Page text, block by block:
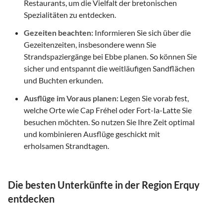
Restaurants, um die Vielfalt der bretonischen
Spezialitäten zu entdecken.
Gezeiten beachten: Informieren Sie sich über die
Gezeitenzeiten, insbesondere wenn Sie
Strandspaziergänge bei Ebbe planen. So können Sie
sicher und entspannt die weitläufigen Sandflächen
und Buchten erkunden.
Ausflüge im Voraus planen: Legen Sie vorab fest,
welche Orte wie Cap Fréhel oder Fort-la-Latte Sie
besuchen möchten. So nutzen Sie Ihre Zeit optimal
und kombinieren Ausflüge geschickt mit
erholsamen Strandtagen.
Die besten Unterkünfte in der Region Erquy
entdecken